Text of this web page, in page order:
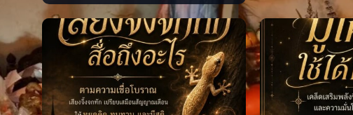
ใช้คำพูดอย่างเหมาะสม น้ำเสียงนุ่มนวล และมี
ความจริงใจ หลักง่าย ๆ ที่นำไปใช้ได้จริง พูดดีโดย
ไม่เสแสร้ง ชื่นชมอย่างจริงใจ รับฟังให้มาก และ
พูดให้พอดี เพียงเปลี่ยนวิธีสื่อสาร บรร
เงินที่ดี • เก็บแบงก์ข
มาใช้ • เรียงธนบัตร
หัวแบงก์เข้าด้านใน •